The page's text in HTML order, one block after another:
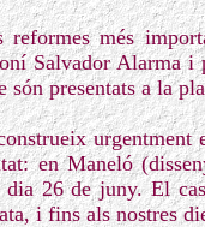
més
Salvador Alarma
són presentats a la
en Maneló
dia 26 de juny. El
i fins als nostres